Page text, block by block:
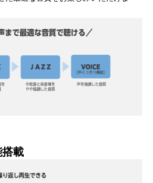
搭載